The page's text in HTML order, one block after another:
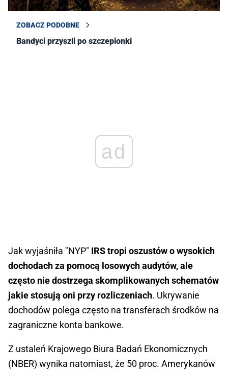
ZOBACZ PODOBNE
Bandyci przyszli po szczepionki
ad
Jak wyjaśniła "NYP" IRS tropi oszustów o wysokich
dochodach za pomocą losowych audytów, ale
często nie dostrzega skomplikowanych schematów
jakie stosują oni przy rozliczeniach. Ukrywanie
dochodów polega często na transferach środków na
zagraniczne konta bankowe.
Z ustaleń Krajowego Biura Badań Ekonomicznych
(NBER) wynika natomiast, że 50 proc. Amerykanów